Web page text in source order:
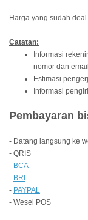
Harga yang sudah
Catatan:
Informasi
nomor dan email
Estimasi
Informasi
Pembayaran
- Datang langsung ke
- QRIS
- BCA
- BRI
- PAYPAL
- Wesel POS